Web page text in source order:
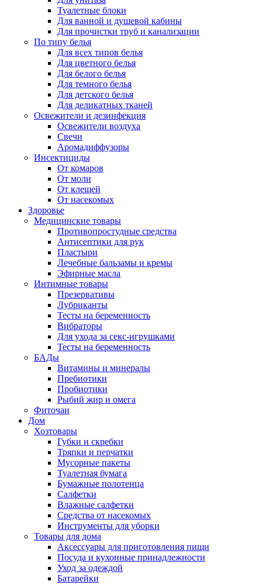
Туалетные блоки
Для ванной и душевой кабины
Для прочистки труб и канализации
По типу белья
Для всех типов белья
Для цветного белья
Для белого белья
Для темного белья
Для детского белья
Для деликатных тканей
Освежители и дезинфекция
Освежители воздуха
Свечи
Аромадиффузоры
Инсектициды
От комаров
От моли
От клещей
От насекомых
Здоровье
Медицинские товары
Противопростудные средства
Антисептики для рук
Пластыри
Лечебные бальзамы и кремы
Эфирные масла
Интимные товары
Презервативы
Лубриканты
Тесты на беременность
Вибраторы
Для ухода за секс-игрушками
Тесты на беременность
БАДы
Витамины и минералы
Пребиотики
Пробиотики
Рыбий жир и омега
Фиточаи
Дом
Хозтовары
Губки и скребки
Тряпки и перчатки
Мусорные пакеты
Туалетная бумага
Бумажные полотенца
Салфетки
Влажные салфетки
Средства от насекомых
Инструменты для уборки
Товары для дома
Аксессуары для приготовления пищи
Посуда и кухонные принадлежности
Уход за одеждой
Батарейки